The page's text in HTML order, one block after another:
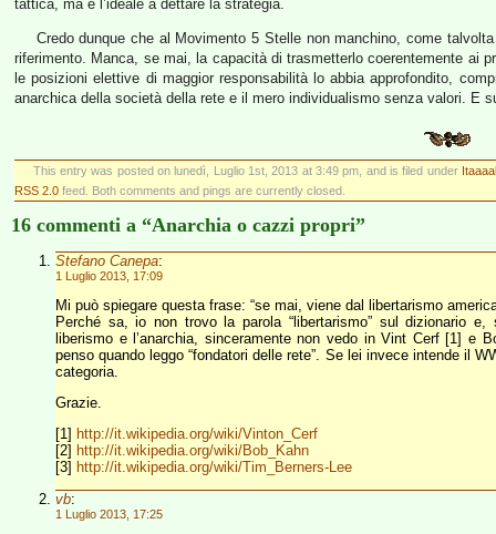
tattica, ma è l’ideale a dettare la strategia.
Credo dunque che al Movimento 5 Stelle non manchino, come
riferimento. Manca, se mai, la capacità di trasmetterlo coerentemente ai
le posizioni elettive di maggior responsabilità lo abbia approfondito,
anarchica della società della rete e il mero individualismo senza valori. E
This entry was posted on lunedì, Luglio 1st, 2013 at 3:49 pm, and is filed under
RSS 2.0 feed. Both comments and pings are currently closed.
16 commenti a “Anarchia o cazzi propri”
Stefano Canepa:
1 Luglio 2013, 17:09
Mi può spiegare questa frase: “se mai, viene dal libertarismo
Perché sa, io non trovo la parola “libertarismo” sul dizionario
liberismo e l’anarchia, sinceramente non vedo in Vint Cerf [1] e
penso quando leggo “fondatori delle rete”. Se lei invece intende il
categoria.
Grazie.
[1] http://it.wikipedia.org/wiki/Vinton_Cerf
[2] http://it.wikipedia.org/wiki/Bob_Kahn
[3] http://it.wikipedia.org/wiki/Tim_Berners-Lee
vb:
1 Luglio 2013, 17:25